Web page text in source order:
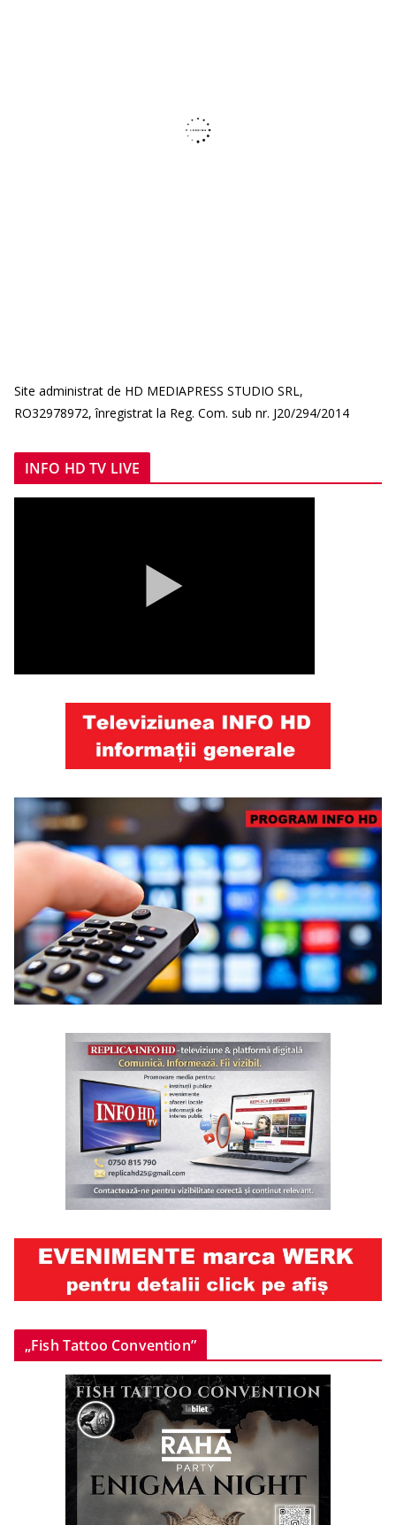
Site administrat de HD MEDIAPRESS STUDIO SRL,
RO32978972, înregistrat la Reg. Com. sub nr. J20/294/2014
INFO HD TV LIVE
„Fish Tattoo Convention”